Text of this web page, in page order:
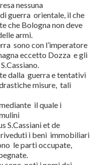
nessuna
guerra orientale, il che
che Bologna non deve
armi.
sono con l’imperatore
eccetto Dozza e gli
dalla guerra e tentativi
misure, tali
il quale i
S.Cassiani et de
i beni immobiliari
le parti occupate,